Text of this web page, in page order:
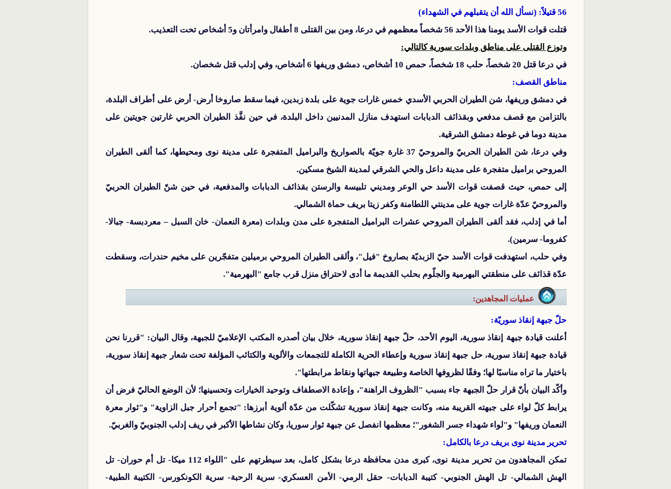
56 قتيلاً: (نسأل الله أن يتقبلهم في الشهداء)
قتلت قوات الأسد يومنا هذا الأحد 56 شخصاً معظمهم في درعا، ومن بين القتلى 8 أطفال وامرأتان و5 أشخاص تحت التعذيب.
وتوزع القتلى على مناطق وبلدات سورية كالتالي:
في درعا قتل 20 شخصاً، حلب 18 شخصاً، حمص 10 أشخاص، دمشق وريفها 6 أشخاص، وفي إدلب قتل شخصان.
مناطق القصف:
في دمشق وريفها، شن الطيران الحربي الأسدي خمس غارات جوية على بلدة زبدين، فيما سقط صاروخا أرض- أرض على أطراف البلدة،
بالتزامن مع قصف مدفعي وبقذائف الدبابات استهدف منازل المدنيين داخل البلدة، في حين نفَّذ الطيران الحربي غارتين جويتين على
مدينة دوما في غوطة دمشق الشرقية.
وفي درعا، شن الطيران الحربيّ والمروحيّ 37 غارة جويّة بالصواريخ والبراميل المتفجرة على مدينة نوى ومحيطها، كما ألقى الطيران
المروحي براميل متفجرة على مدينة داعل والحي الشرقي لمدينة الشيخ مسكين.
إلى حمص، حيث قصفت قوات الأسد حي الوعر ومديني تلبيسة والرستن بقذائف الدبابات والمدفعية، في حين شنّ الطيران الحربيّ
والمروحيّ عدّة غارات جوية على مدينتي اللطامنة وكفر زيتا بريف حماة الشمالي.
أما في إدلب، فقد ألقى الطيران المروحي عشرات البراميل المتفجرة على مدن وبلدات (معرة النعمان- خان السبل – معردبسة- جبالا-
كفروما- سرمين).
وفي حلب، استهدفت قوات الأسد حيّ الزبديّة بصاروخ "فيل"، وألقى الطيران المروحي برميلين متفجّرين على مخيم حندرات، وسقطت
عدّة قذائف على منطقتي البهرمية والجلّوم بحلب القديمة ما أدى لاحتراق منزل قرب جامع "البهرمية".
عمليات المجاهدين:
حلّ جبهة إنقاذ سوريّة:
أعلنت قيادة جبهة إنقاذ سورية، اليوم الأحد، حلّ جبهة إنقاذ سورية، خلال بيان أصدره المكتب الإعلاميّ للجبهة، وقال البيان: "قررنا نحن
قيادة جبهة إنقاذ سورية، حل جبهة إنقاذ سورية وإعطاء الحرية الكاملة للتجمعات والألوية والكتائب المؤلفة تحت شعار جبهة إنقاذ سورية،
باختيار ما تراه مناسبًا لها؛ وفقًا لظروفها الخاصة وطبيعة جبهاتها ونقاط مرابطتها".
وأكّد البيان بأنّ قرار حلّ الجبهة جاء بسبب "الظروف الراهنة"، وإعادة الاصطفاف وتوحيد الخيارات وتحسينها؛ لأن الوضع الحاليّ فرض أن
يرابط كلّ لواء على جبهته القريبة منه، وكانت جبهة إنقاذ سورية تشكّلت من عدّة ألوية أبرزها: "تجمع أحرار جبل الزاوية" و"ثوار معرة
النعمان وريفها" و"لواء شهداء جسر الشغور"؛ معظمها انفصل عن جبهة ثوار سوريا، وكان نشاطها الأكبر في ريف إدلب الجنوبيّ والغربيّ.
تحرير مدينة نوى بريف درعا بالكامل:
تمكن المجاهدون من تحرير مدينة نوى، كبرى مدن محافظة درعا بشكل كامل، بعد سيطرتهم على "اللواء 112 ميكا- تل أم حوران- تل
الهش الشمالي- تل الهش الجنوبي- كتيبة الدبابات- حقل الرمي- الأمن العسكري- سرية الرحبة- سرية الكونكورس- الكتيبة الطبية-